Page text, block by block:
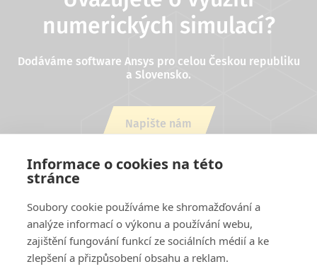
Informace o cookies na této
stránce
Soubory cookie používáme ke shromažďování a
analýze informací o výkonu a používání webu,
zajištění fungování funkcí ze sociálních médií a ke
zlepšení a přizpůsobení obsahu a reklam.
numerických simulací?
Dodáváme software Ansys pro celou Českou republiku
a Slovensko.
Napište nám
nebo zavolejte +420 543 254 554